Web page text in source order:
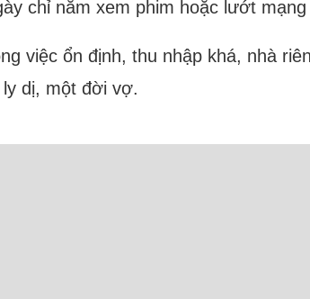
chỉ nằm xem phim hoặc lướt mạng
việc ổn định, thu nhập khá, nhà
dị, một đời vợ.